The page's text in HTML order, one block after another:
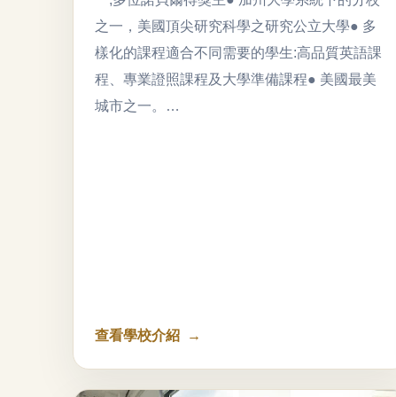
之一，美國頂尖研究科學之研究公立大學● 多
樣化的課程適合不同需要的學生:高品質英語課
程、專業證照課程及大學準備課程● 美國最美
城市之一。…
查看學校介紹